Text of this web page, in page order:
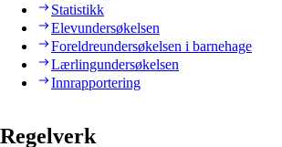
Statistikk
Elevundersøkelsen
Foreldreundersøkelsen i barnehage
Lærlingundersøkelsen
Innrapportering
Regelverk